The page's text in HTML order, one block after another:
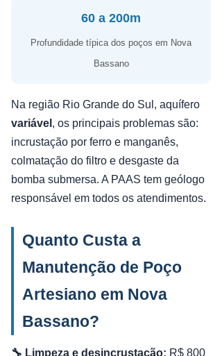
60 a 200m
Profundidade típica dos poços em Nova
Bassano
Na região Rio Grande do Sul, aquífero
variável , os principais problemas são:
incrustação por ferro e manganês,
colmatação do filtro e desgaste da
bomba submersa. A PAAS tem geólogo
responsável em todos os atendimentos.
Quanto Custa a
Manutenção de Poço
Artesiano em Nova
Bassano?
🔧 Limpeza e desincrustação: R$ 800